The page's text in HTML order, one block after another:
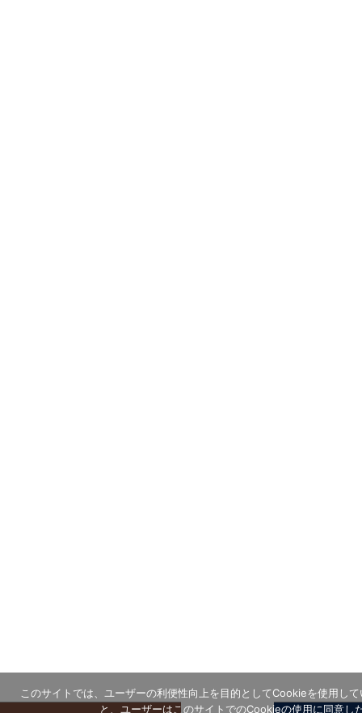
このサイトでは、ユーザーの利便性向上を目的としてCookieを使用し
と、ユーザーはこのサイトでのCookieの使用に同意し